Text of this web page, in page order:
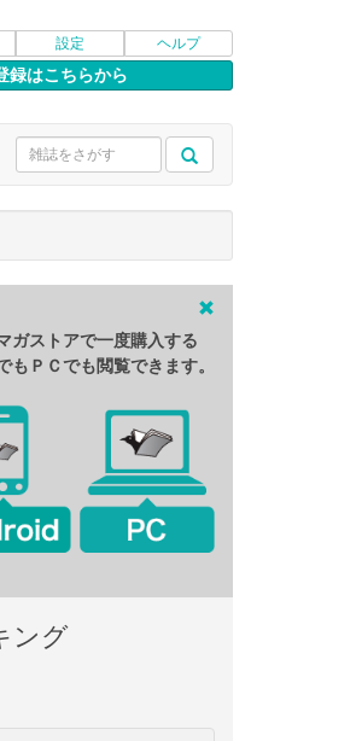
設定 ヘルプ
録はこちらから
ガストアで一度購入する
もＰＣでも閲覧できます。
ング